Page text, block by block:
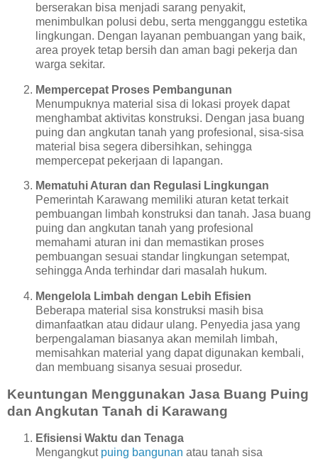
berserakan bisa menjadi sarang penyakit,
menimbulkan polusi debu, serta mengganggu estetika
lingkungan. Dengan layanan pembuangan yang baik,
area proyek tetap bersih dan aman bagi pekerja dan
warga sekitar.
Mempercepat Proses Pembangunan
Menumpuknya material sisa di lokasi proyek dapat
menghambat aktivitas konstruksi. Dengan jasa buang
puing dan angkutan tanah yang profesional, sisa-sisa
material bisa segera dibersihkan, sehingga
mempercepat pekerjaan di lapangan.
Mematuhi Aturan dan Regulasi Lingkungan
Pemerintah Karawang memiliki aturan ketat terkait
pembuangan limbah konstruksi dan tanah. Jasa buang
puing dan angkutan tanah yang profesional
memahami aturan ini dan memastikan proses
pembuangan sesuai standar lingkungan setempat,
sehingga Anda terhindar dari masalah hukum.
Mengelola Limbah dengan Lebih Efisien
Beberapa material sisa konstruksi masih bisa
dimanfaatkan atau didaur ulang. Penyedia jasa yang
berpengalaman biasanya akan memilah limbah,
memisahkan material yang dapat digunakan kembali,
dan membuang sisanya sesuai prosedur.
Keuntungan Menggunakan Jasa Buang Puing
dan Angkutan Tanah di Karawang
Efisiensi Waktu dan Tenaga
Mengangkut puing bangunan atau tanah sisa